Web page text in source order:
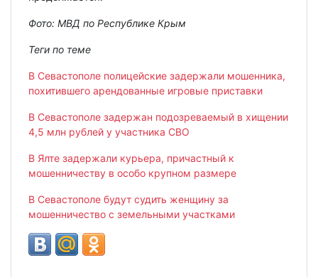
Фото: МВД по Республике Крым
Теги по теме
В Севастополе полицейские задержали мошенника,
похитившего арендованные игровые приставки
В Севастополе задержан подозреваемый в хищении
4,5 млн рублей у участника СВО
В Ялте задержали курьера, причастный к
мошенничеству в особо крупном размере
В Севастополе будут судить женщину за
мошенничество с земельными участками